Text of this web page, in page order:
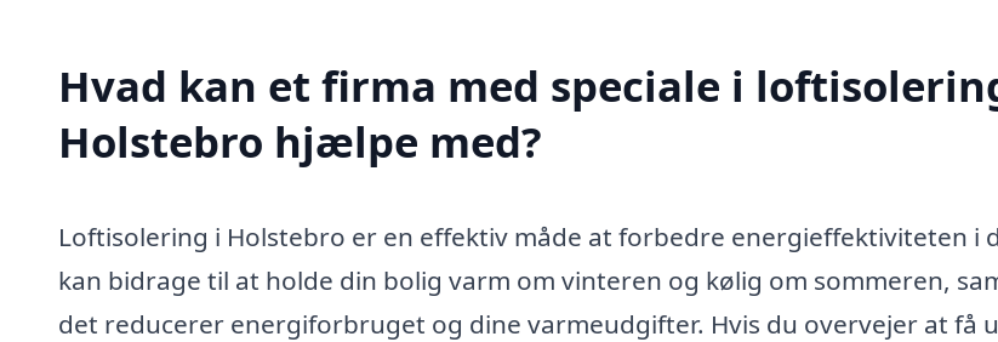
Hvad kan et firma med speciale i
Holstebro hjælpe med?
Loftisolering i Holstebro er en effektiv måde at forbedre energieffektiviteten i
kan bidrage til at holde din bolig varm om vinteren og kølig om sommeren,
det reducerer energiforbruget og dine varmeudgifter. Hvis du overvejer at få